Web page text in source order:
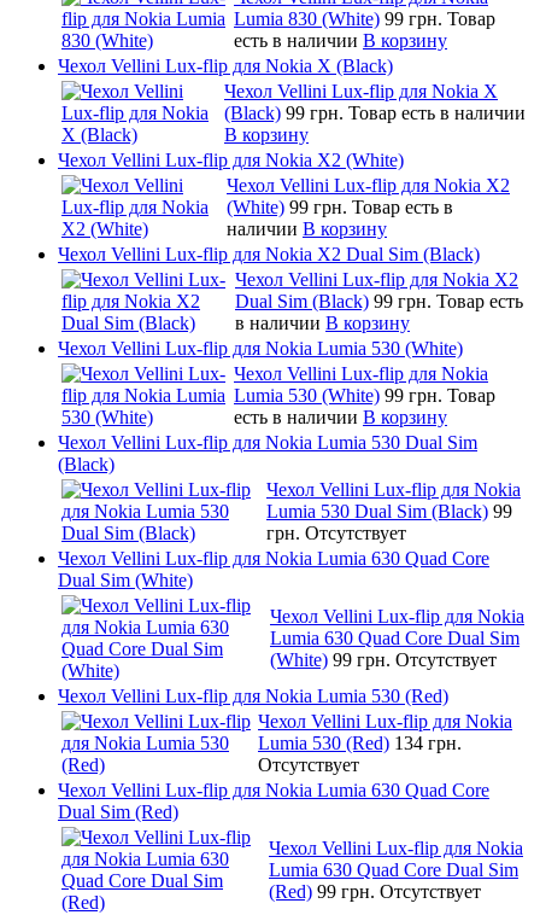
Lumia 830 (White) 99 грн. Товар
есть в наличии В корзину
Чехол Vellini Lux-flip для Nokia X (Black)
Чехол Vellini Lux-flip для Nokia X
(Black) 99 грн. Товар есть в наличии
В корзину
Чехол Vellini Lux-flip для Nokia X2 (White)
Чехол Vellini Lux-flip для Nokia X2
(White) 99 грн. Товар есть в
наличии В корзину
Чехол Vellini Lux-flip для Nokia X2 Dual Sim (Black)
Чехол Vellini Lux-flip для Nokia X2
Dual Sim (Black) 99 грн. Товар есть
в наличии В корзину
Чехол Vellini Lux-flip для Nokia Lumia 530 (White)
Чехол Vellini Lux-flip для Nokia
Lumia 530 (White) 99 грн. Товар
есть в наличии В корзину
Чехол Vellini Lux-flip для Nokia Lumia 530 Dual Sim
(Black)
Чехол Vellini Lux-flip для Nokia
Lumia 530 Dual Sim (Black) 99
грн. Отсутствует
Чехол Vellini Lux-flip для Nokia Lumia 630 Quad Core
Dual Sim (White)
Чехол Vellini Lux-flip для Nokia
Lumia 630 Quad Core Dual Sim
(White) 99 грн. Отсутствует
Чехол Vellini Lux-flip для Nokia Lumia 530 (Red)
Чехол Vellini Lux-flip для Nokia
Lumia 530 (Red) 134 грн.
Отсутствует
Чехол Vellini Lux-flip для Nokia Lumia 630 Quad Core
Dual Sim (Red)
Чехол Vellini Lux-flip для Nokia
Lumia 630 Quad Core Dual Sim
(Red) 99 грн. Отсутствует